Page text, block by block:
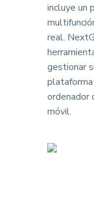
incluye un
real.
gestionar
ordenador
móvil.